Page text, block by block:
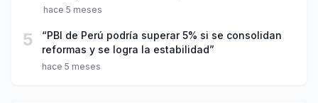
hace 5 meses
5
“PBI de Perú podría superar 5% si se consolidan
reformas y se logra la estabilidad”
hace 5 meses